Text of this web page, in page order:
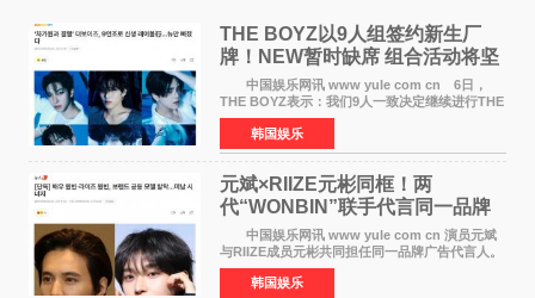
THE BOYZ以9人组签约新生厂
牌！NEW暂时缺席 组合活动将坚
定不移继续
中国娱乐网讯 www yule com cn 6日，
THE BOYZ表示：我们9人一致决定继续进行THE
BOYZ组合活动，并且已经完成了组合团体活动
签约。目前正在新生厂牌下进行活动准备。尚未
离开THE BOYZ原所
韩国娱乐
元斌×RIIZE元彬同框！两
代“WONBIN”联手代言同一品牌
颜值天花板合体
中国娱乐网讯 www yule com cn 演员元斌
与RIIZE成员元彬共同担任同一品牌广告代言人。
6日据独家报道，继演员元斌之后，RIIZE元彬最
近也被选为某在线中介平台A公司的共同广告代言
韩国娱乐